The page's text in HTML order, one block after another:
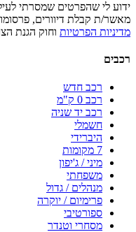
ידוע לי שהפרטים שמסרתי
מאשר/ת קבלת דיוורים,
מדיניות הפרטיות וחוק הגנת
רכבים
רכב חדש
רכב 0 ק"מ
רכב יד שניה
חשמלי
היברידי
7 מקומות
מיני / ג'יפון
משפחתי
מנהלים / גדול
פרימיום / יוקרה
ספורטיבי
מסחרי וטנדר